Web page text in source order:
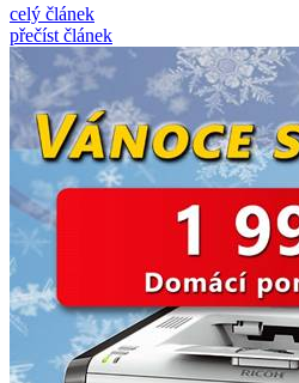
celý článek
přečíst článek